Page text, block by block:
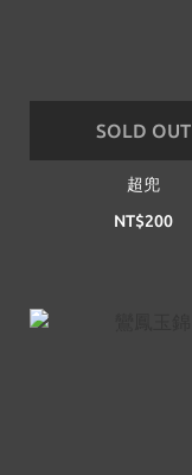
SOLD OUT
超兜
NT$200